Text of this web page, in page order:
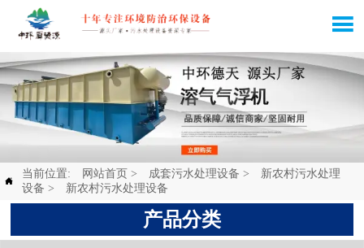


当前位置: 网站首页 > 成套污水处理设备 >
新农村污水处理
设备 > 新农村污水处理设备
产品分类